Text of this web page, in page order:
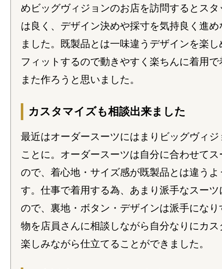
めビッグヴィジョンのお店を訪問するとス
は良く、デザイン決めや採寸を気持良く進
ました。既製品とは一味違うデザインを楽
フィットするので動きやすく楽ちんに着用
また作ろうと思いました。
カスタマイズも相談出来ました
最近はオーダースーツにはまりビッグヴィ
ことに。オーダースーツは自分に合わせて
ので、着心地・サイズ感が既製品とは違う
す。仕事で着用する為、あまり派手なスー
ので、裏地・ボタン・デザインは派手にな
物を店員さんに相談しながら自分なりにカ
楽しみながら仕立てることができました。